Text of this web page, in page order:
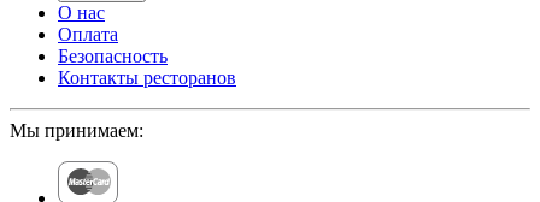
О нас
Оплата
Безопасность
Контакты ресторанов
Мы принимаем: